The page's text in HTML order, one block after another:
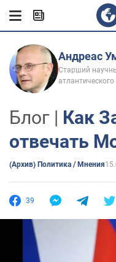
Андреас
Старший
Блог | Как
отвечать
(Архив) Политика / Мнения
39